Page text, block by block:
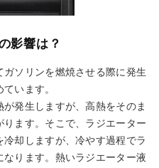
影響は？
ソリンを燃焼させる際に発生
います。
発生しますが、高熱をそのま
ます。そこで、ラジエーター
却しますが、冷やす過程でラ
ります。熱いラジエーター液